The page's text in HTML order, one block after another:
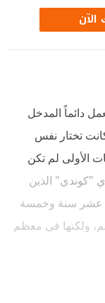
الآن
دائماً المدخل
تختار نفس
الأولى لم تكن
"كوندي" الذين
عشر سنة وخمسة
ولكنها في معظم